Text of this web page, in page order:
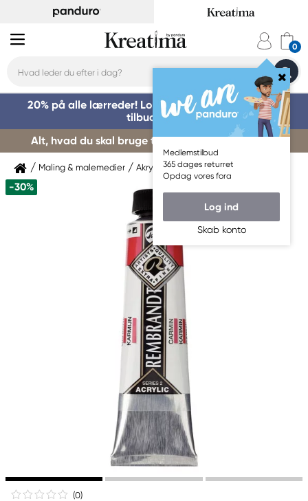
Medlemstilbud
365 dages returret
Opdag vores fora
Log ind
Skab konto
20% på alle lærreder! Log på for at benytte dig af
tilbuddet »
Alt, hvad du skal bruge til kursusstart – køb her »
Maling & malemedier Akrylmaling Rembrandt
-30%
(0)